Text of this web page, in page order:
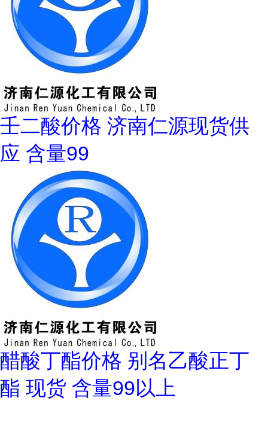
壬二酸价格 济南仁源现货供
应 含量99
醋酸丁酯价格 别名乙酸正丁
酯 现货 含量99以上